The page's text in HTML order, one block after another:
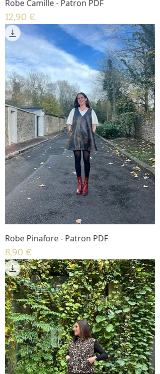
Robe Camille - Patron PDF
Prix
12,90 €
Robe Pinafore - Patron PDF
Prix
8,90 €